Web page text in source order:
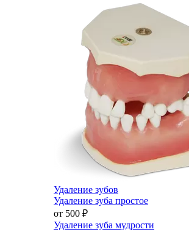
Удаление зубов
Удаление зуба простое
от 500 ₽
Удаление зуба мудрости